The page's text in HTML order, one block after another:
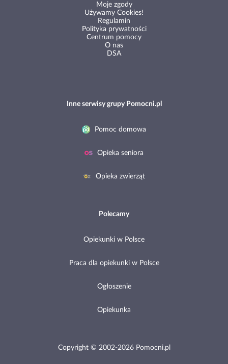
Moje zgody
Używamy Cookies!
Regulamin
Polityka prywatności
Centrum pomocy
O nas
DSA
Inne serwisy grupy Pomocni.pl
Pomoc domowa
Opieka seniora
Opieka zwierząt
Polecamy
Opiekunki w Polsce
Praca dla opiekunki w Polsce
Ogłoszenie
Opiekunka
Copyright © 2002-2026 Pomocni.pl